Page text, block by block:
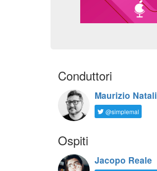
Conduttori
Maurizio Natali
@simplemal
Ospiti
Jacopo Reale